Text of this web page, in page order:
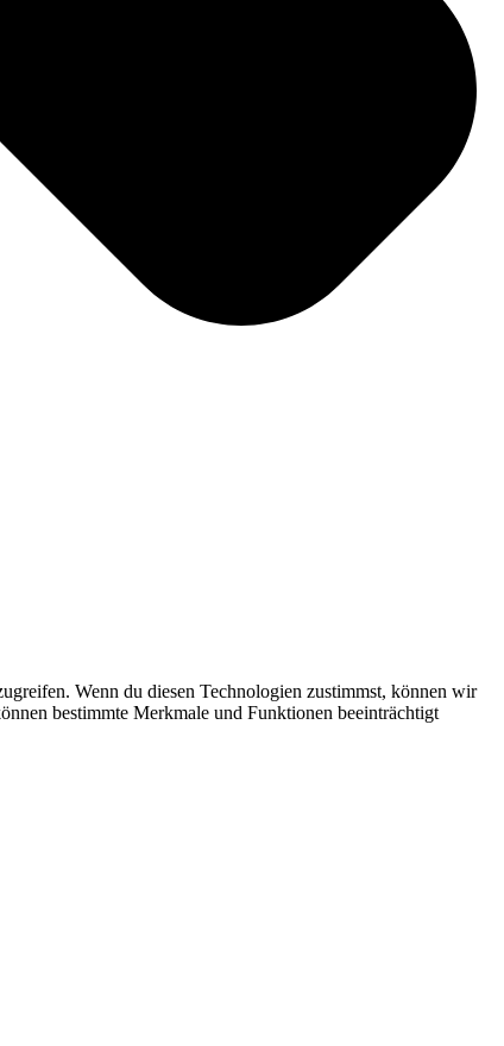
Wenn du diesen Technologien zustimmst, können wir
bestimmte Merkmale und Funktionen beeinträchtigt